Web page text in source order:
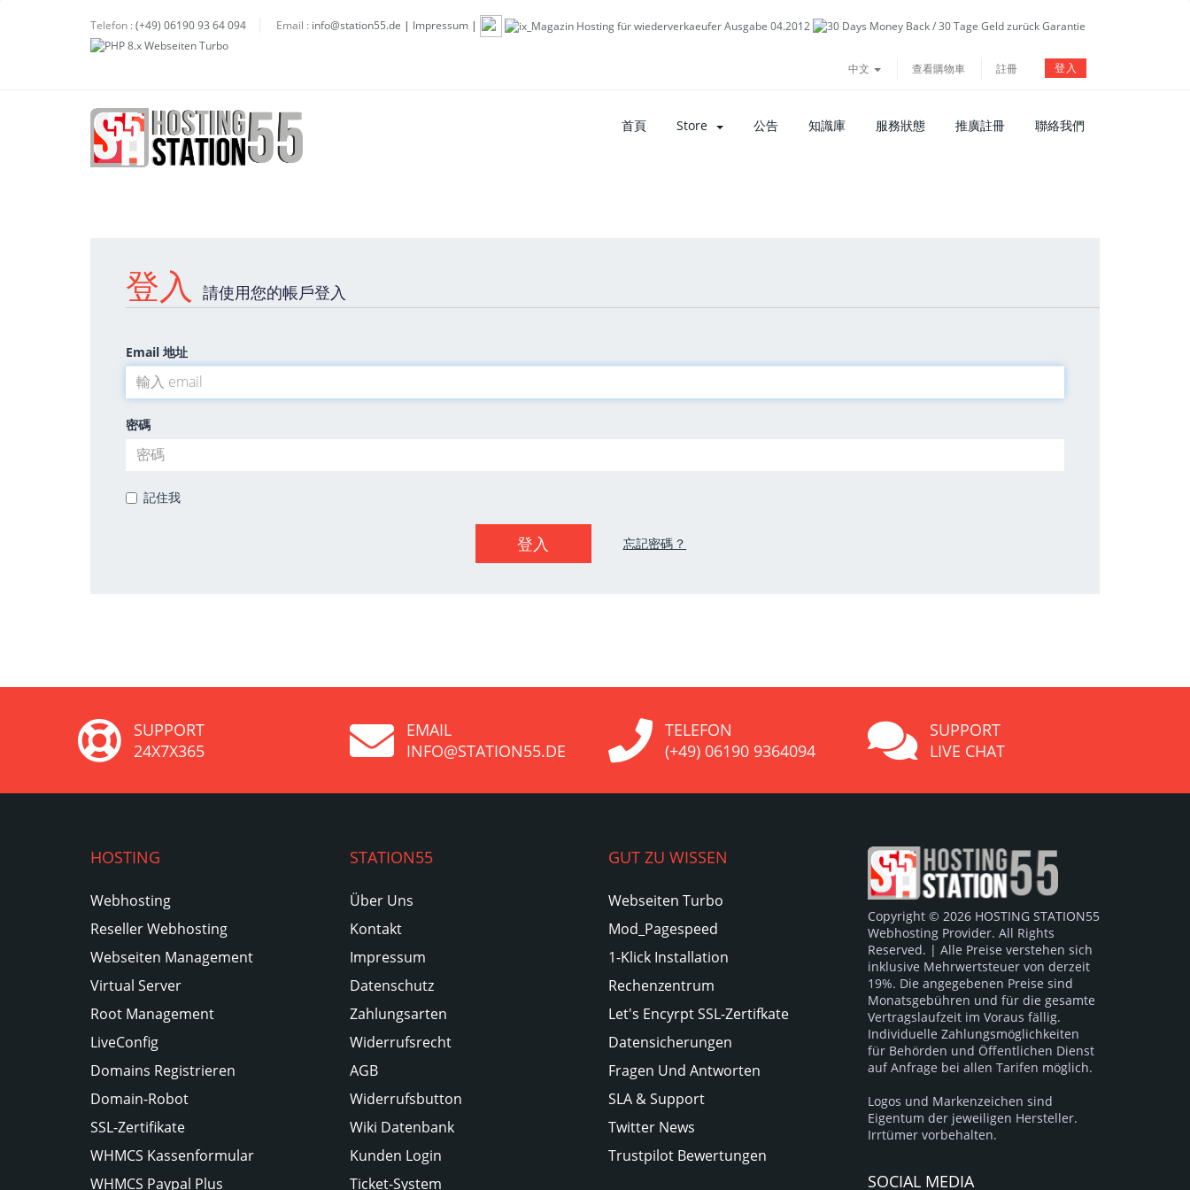
Telefon : (+49) 06190 93 64 094 Email : info@station55.de | Impressum |
中文 查看購物車 註冊 登入
首頁 Store 公告 知識庫 服務狀態 推廣註冊 聯絡我們
登入 請使用您的帳戶登入
Email 地址
密碼
記住我
忘記密碼？
SUPPORT
24X7X365
EMAIL
INFO@STATION55.DE
TELEFON
(+49) 06190 9364094
SUPPORT
LIVE CHAT
HOSTING
Webhosting
Reseller Webhosting
Webseiten Management
Virtual Server
Root Management
LiveConfig
Domains Registrieren
Domain-Robot
SSL-Zertifikate
WHMCS Kassenformular
WHMCS Paypal Plus
STATION55
Über Uns
Kontakt
Impressum
Datenschutz
Zahlungsarten
Widerrufsrecht
AGB
Widerrufsbutton
Wiki Datenbank
Kunden Login
Ticket-System
GUT ZU WISSEN
Webseiten Turbo
Mod_Pagespeed
1-Klick Installation
Rechenzentrum
Let's Encyrpt SSL-Zertifkate
Datensicherungen
Fragen Und Antworten
SLA & Support
Twitter News
Trustpilot Bewertungen
Copyright © 2026 HOSTING STATION55
Webhosting Provider. All Rights
Reserved. | Alle Preise verstehen sich
inklusive Mehrwertsteuer von derzeit
19%. Die angegebenen Preise sind
Monatsgebühren und für die gesamte
Vertragslaufzeit im Voraus fällig.
Individuelle Zahlungsmöglichkeiten
für Behörden und Öffentlichen Dienst
auf Anfrage bei allen Tarifen möglich.
Logos und Markenzeichen sind
Eigentum der jeweiligen Hersteller.
Irrtümer vorbehalten.
SOCIAL MEDIA